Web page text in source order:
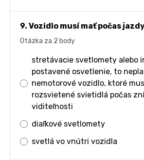
9. Vozidlo musí mať počas
Otázka za 2 body
stretávacie svetlomety alebo
postavené osvetlenie, to
nemotorové vozidlo, ktoré
rozsvietené svietidlá počas
viditeľnosti
diaľkové svetlomety
svetlá vo vnútri vozidla